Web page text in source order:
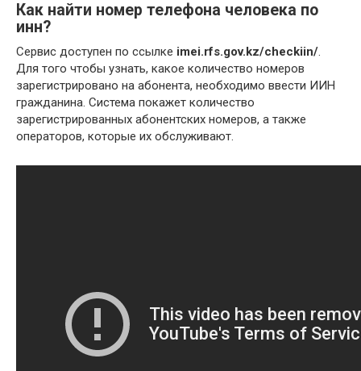
Как найти номер телефона человека по
инн?
Сервис доступен по ссылке imei.rfs.gov.kz/checkiin/.
Для того чтобы узнать, какое количество номеров
зарегистрировано на абонента, необходимо ввести ИИН
гражданина. Система покажет количество
зарегистрированных абонентских номеров, а также
операторов, которые их обслуживают.